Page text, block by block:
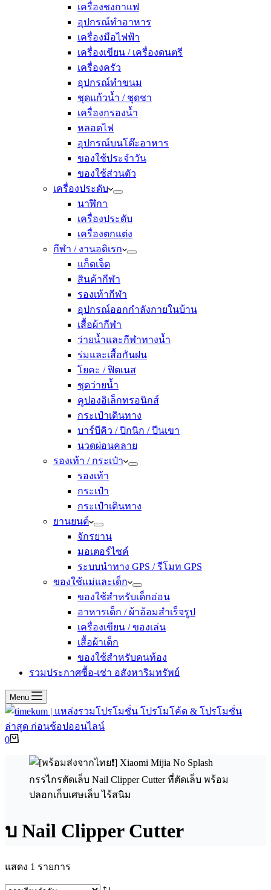
เครื่องชงกาแฟ
อุปกรณ์ทำอาหาร
เครื่องมือไฟฟ้า
เครื่องเขียน / เครื่องดนตรี
เครื่องครัว
อุปกรณ์ทำขนม
ชุดแก้วน้ำ / ชุดชา
เครื่องกรองน้ำ
หลอดไฟ
อุปกรณ์บนโต๊ะอาหาร
ของใช้ประจำวัน
ของใช้ส่วนตัว
เครื่องประดับ
นาฬิกา
เครื่องประดับ
เครื่องตกแต่ง
กีฬา / งานอดิเรก
แก็ดเจ็ต
สินค้ากีฬา
รองเท้ากีฬา
อุปกรณ์ออกกำลังกายในบ้าน
เสื้อผ้ากีฬา
ว่ายน้ำและกีฬาทางน้ำ
ร่มและเสื้อกันฝน
โยคะ / ฟิตเนส
ชุดว่ายน้ำ
คูปองอิเล็กทรอนิกส์
กระเป๋าเดินทาง
บาร์บีคิว / ปิกนิก / ปีนเขา
นวดผ่อนคลาย
รองเท้า / กระเป๋า
รองเท้า
กระเป๋า
กระเป๋าเดินทาง
ยานยนต์
จักรยาน
มอเตอร์ไซค์
ระบบนำทาง GPS / รีโมท GPS
ของใช้แม่และเด็ก
ของใช้สำหรับเด็กอ่อน
อาหารเด็ก / ผ้าอ้อมสำเร็จรูป
เครื่องเขียน / ของเล่น
เสื้อผ้าเด็ก
ของใช้สำหรับคนท้อง
รวมประกาศซื้อ-เช่า อสังหาริมทรัพย์
Menu
Shopping
0
บ Nail Clipper Cutter
แสดง 1 รายการ